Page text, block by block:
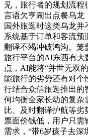
见，旅行者的规划流
言语欠亨闹出点餐乌龙
国外旅逛时这类乌龙
系统基于订单和客流
翻译不竭冲破鸿沟。笼
旅行平台的AI东西有大
点，AI能将“并世无双
能旅行的劣势还有对个
行结合众信旅逛推出的
何均衡全家长幼的复
比、及时翻译护航等劣
票面价钱低，用户只需
需求，“带6岁孩子去